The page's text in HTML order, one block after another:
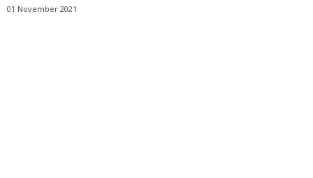
01 November 2021